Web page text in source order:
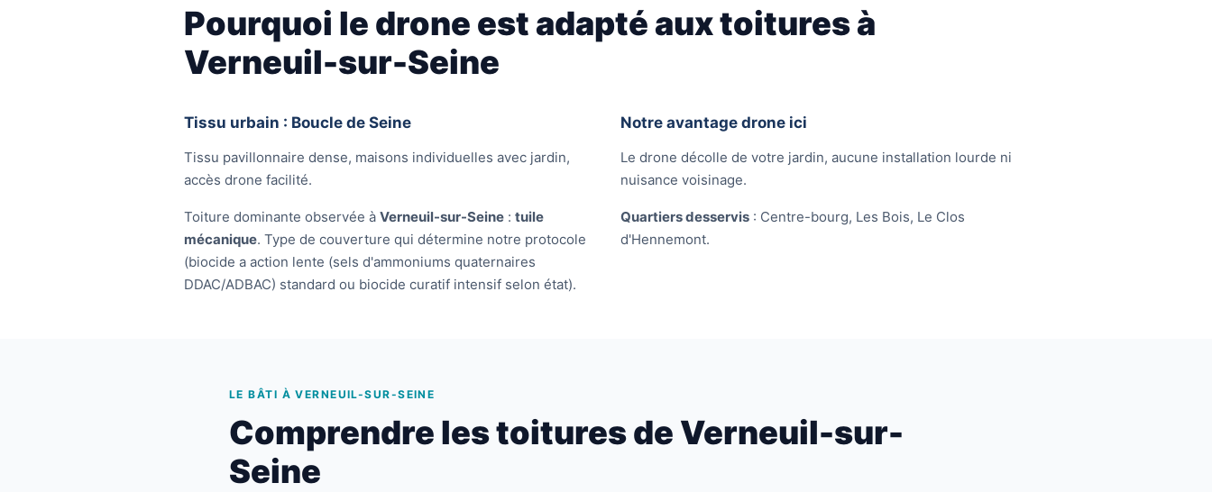
Pourquoi le drone est adapté aux toitures à
Verneuil-sur-Seine
Tissu urbain : Boucle de Seine
Tissu pavillonnaire dense, maisons individuelles avec jardin,
accès drone facilité.
Toiture dominante observée à Verneuil-sur-Seine : tuile
mécanique. Type de couverture qui détermine notre protocole
(biocide a action lente (sels d'ammoniums quaternaires
DDAC/ADBAC) standard ou biocide curatif intensif selon état).
Notre avantage drone ici
Le drone décolle de votre jardin, aucune installation lourde ni
nuisance voisinage.
Quartiers desservis : Centre-bourg, Les Bois, Le Clos
d'Hennemont.
LE BÂTI À VERNEUIL-SUR-SEINE
Comprendre les toitures de Verneuil-sur-
Seine